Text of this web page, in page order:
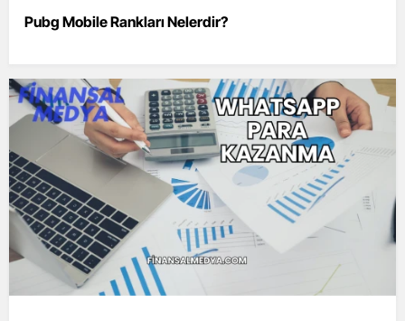
Pubg Mobile Rankları Nelerdir?